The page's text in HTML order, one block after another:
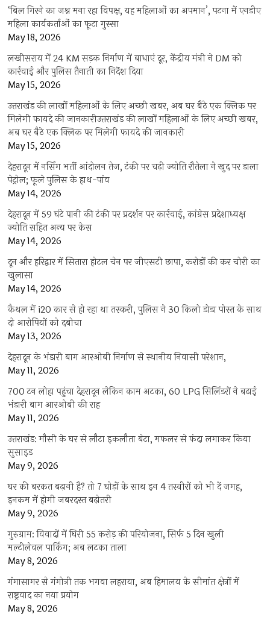
‘बिल गिरने का जश्न मना रहा विपक्ष, यह महिलाओं का अपमान’, पटना में एनडीए
महिला कार्यकर्ताओं का फूटा गुस्सा
May 18, 2026
लखीसराय में 24 KM सड़क निर्माण में बाधाएं दूर, केंद्रीय मंत्री ने DM को
कार्रवाई और पुलिस तैनाती का निर्देश दिया
May 15, 2026
उत्तराखंड की लाखों महिलाओं के लिए अच्छी खबर, अब घर बैठे एक क्लिक पर
मिलेगी फायदे की जानकारीउत्तराखंड की लाखों महिलाओं के लिए अच्छी खबर,
अब घर बैठे एक क्लिक पर मिलेगी फायदे की जानकारी
May 15, 2026
देहरादून में नर्सिंग भर्ती आंदोलन तेज, टंकी पर चढ़ी ज्योति रौतेला ने खुद पर डाला
पेट्रोल; फूले पुलिस के हाथ-पांव
May 14, 2026
देहरादून में 59 घंटे पानी की टंकी पर प्रदर्शन पर कार्रवाई, कांग्रेस प्रदेशाध्यक्ष
ज्योति सहित अन्य पर केस
May 14, 2026
दून और हरिद्वार में सितारा होटल चेन पर जीएसटी छापा, करोड़ों की कर चोरी का
खुलासा
May 14, 2026
कैथल में i20 कार से हो रहा था तस्करी, पुलिस ने 30 किलो डोडा पोस्त के साथ
दो आरोपियों को दबोचा
May 13, 2026
देहरादून के भंडारी बाग आरओबी निर्माण से स्थानीय निवासी परेशान,
May 11, 2026
700 टन लोहा पहुंचा देहरादून लेकिन काम अटका, 60 LPG सिलिंडरों ने बढ़ाई
भंडारी बाग आरओबी की राह
May 11, 2026
उत्तराखंड: मौसी के घर से लौटा इकलौता बेटा, मफलर से फंदा लगाकर किया
सुसाइड
May 9, 2026
घर की बरकत बढ़ानी है? तो 7 घोड़ों के साथ इन 4 तस्वीरों को भी दें जगह,
इनकम में होगी जबरदस्त बढ़ोतरी
May 9, 2026
गुरुग्राम: विवादों में घिरी 55 करोड़ की परियोजना, सिर्फ 5 दिन खुली
मल्टीलेवल पार्किंग; अब लटका ताला
May 8, 2026
गंगासागर से गंगोत्री तक भगवा लहराया, अब हिमालय के सीमांत क्षेत्रों में
राष्ट्रवाद का नया प्रयोग
May 8, 2026